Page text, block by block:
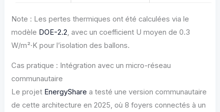
Note : Les pertes thermiques ont été calculées via le
modèle DOE-2.2, avec un coefficient U moyen de 0.3
W/m²·K pour l’isolation des ballons.
Cas pratique : Intégration avec un micro-réseau
communautaire
Le projet EnergyShare a testé une version communautaire
de cette architecture en 2025, où 8 foyers connectés à un